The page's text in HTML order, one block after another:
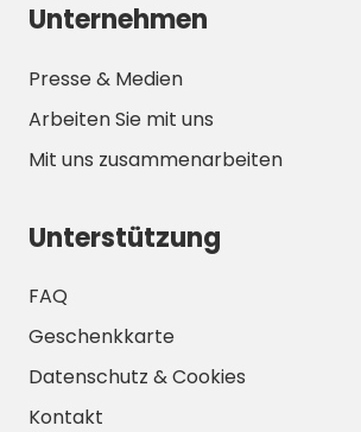
Unternehmen
Presse & Medien
Arbeiten Sie mit uns
Mit uns zusammenarbeiten
Unterstützung
FAQ
Geschenkkarte
Datenschutz & Cookies
Kontakt